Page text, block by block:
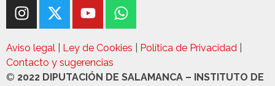
Aviso legal Ley de Cookies Política de Privacidad
Contacto y sugerencias
© 2022 DIPUTACIÓN DE SALAMANCA – INSTITUTO DE